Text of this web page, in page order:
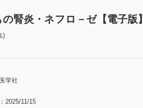
腎炎・ネフロ－ゼ【電子版】
)
学社
2025/11/15